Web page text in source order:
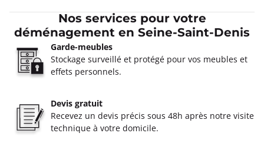
Nos services pour votre
déménagement en Seine-Saint-Denis
Garde-meubles
Stockage surveillé et protégé pour vos meubles et
effets personnels.
Devis gratuit
Recevez un devis précis sous 48h après notre visite
technique à votre domicile.